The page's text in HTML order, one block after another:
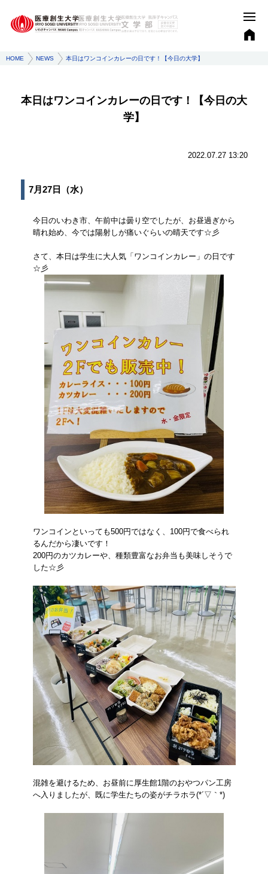
HOME NEWS 本日はワンコインカレーの日です！【今日の大学】
本日はワンコインカレーの日です！【今日の大
学】
2022.07.27 13:20
7月27日（水）
今日のいわき市、午前中は曇り空でしたが、お昼過ぎから
晴れ始め、今では陽射しが痛いぐらいの晴天です☆彡
さて、本日は学生に大人気「ワンコインカレー」の日です
☆彡
ワンコインといっても500円ではなく、100円で食べられ
るんだから凄いです！
200円のカツカレーや、種類豊富なお弁当も美味しそうで
した☆彡
混雑を避けるため、お昼前に厚生館1階のおやつパン工房
へ入りましたが、既に学生たちの姿がチラホラ(*´▽｀*)